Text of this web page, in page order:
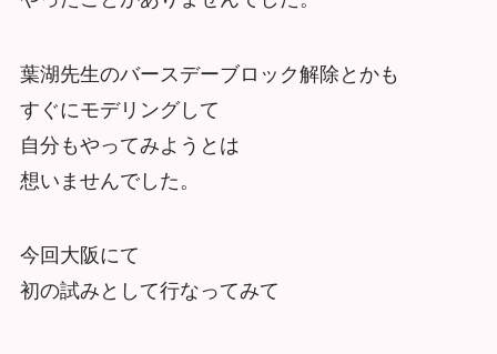
葉湖先生のバースデーブロック解除とかも
すぐにモデリングして
自分もやってみようとは
想いませんでした。
今回大阪にて
初の試みとして行なってみて